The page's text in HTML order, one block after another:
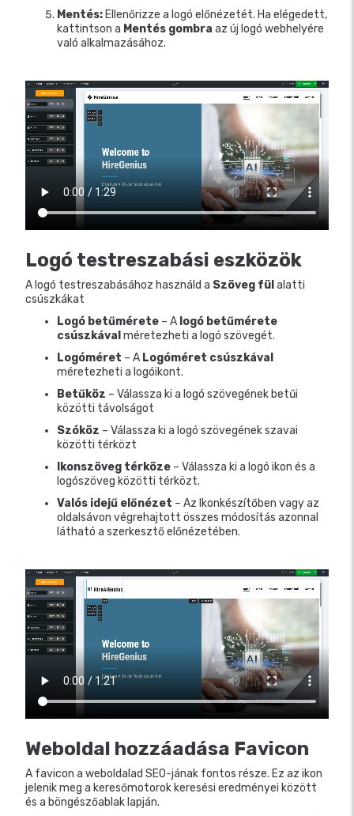
Mentés: Ellenőrizze a logó előnézetét. Ha elégedett,
kattintson a Mentés gombra az új logó webhelyére
való alkalmazásához.
Logó testreszabási eszközök
A logó testreszabásához használd a Szöveg fül alatti
csúszkákat
Logó betűmérete – A logó betűmérete
csúszkával méretezheti a logó szövegét.
Logóméret – A Logóméret csúszkával
méretezheti a logóikont.
Betűköz – Válassza ki a logó szövegének betűi
közötti távolságot
Szóköz – Válassza ki a logó szövegének szavai
közötti térközt
Ikonszöveg térköze – Válassza ki a logó ikon és a
logószöveg közötti térközt.
Valós idejű előnézet – Az Ikonkészítőben vagy az
oldalsávon végrehajtott összes módosítás azonnal
látható a szerkesztő előnézetében.
Weboldal hozzáadása Favicon
A favicon a weboldalad SEO-jának fontos része. Ez az ikon
jelenik meg a keresőmotorok keresési eredményei között
és a böngészőablak lapján.